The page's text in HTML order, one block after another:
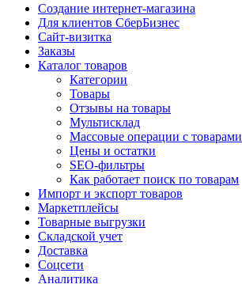
Создание интернет-магазина
Для клиентов СберБизнес
Сайт-визитка
Заказы
Каталог товаров
Категории
Товары
Отзывы на товары
Мультисклад
Массовые операции с товарами
Цены и остатки
SEO-фильтры
Как работает поиск по товарам
Импорт и экспорт товаров
Маркетплейсы
Товарные выгрузки
Складской учет
Доставка
Соцсети
Аналитика